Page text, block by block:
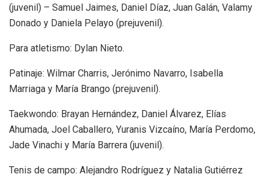
(juvenil) – Samuel Jaimes, Daniel Díaz, Juan Galán, Valamy
Donado y Daniela Pelayo (prejuvenil).
Para atletismo: Dylan Nieto.
Patinaje: Wilmar Charris, Jerónimo Navarro, Isabella
Marriaga y María Brango (prejuvenil).
Taekwondo: Brayan Hernández, Daniel Álvarez, Elías
Ahumada, Joel Caballero, Yuranis Vizcaíno, María Perdomo,
Jade Vinachi y María Barrera (juvenil).
Tenis de campo: Alejandro Rodríguez y Natalia Gutiérrez